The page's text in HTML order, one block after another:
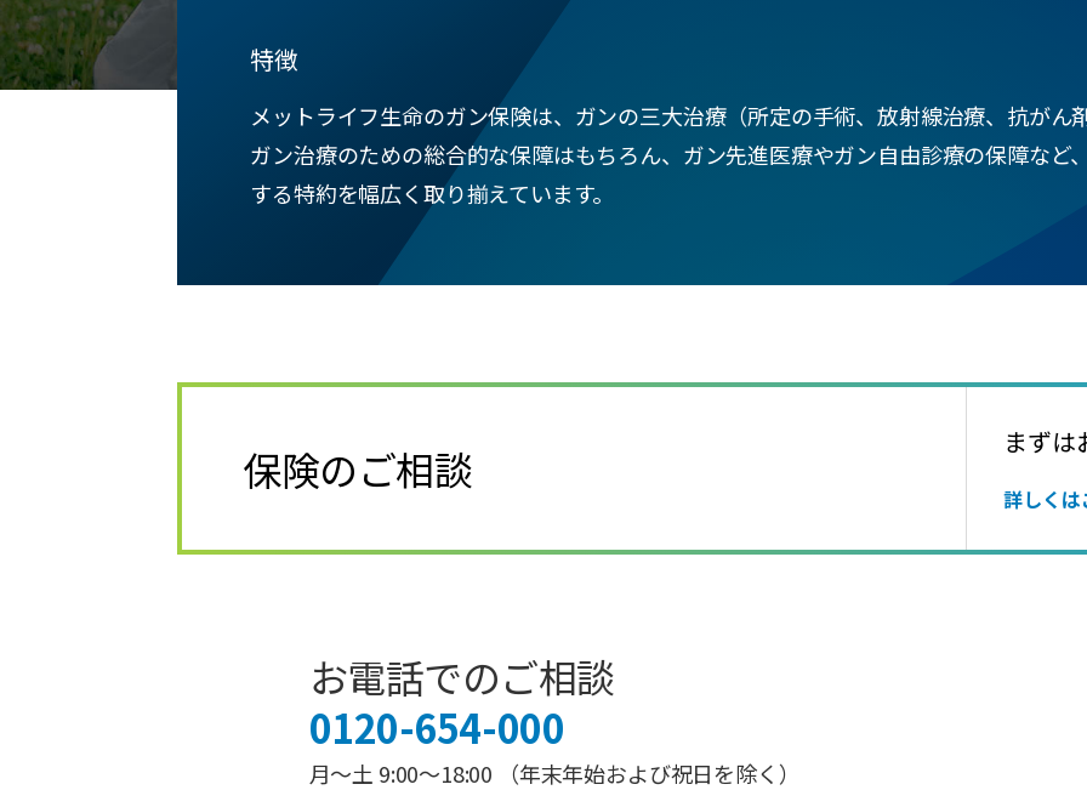
特徴
メットライフ生命のガン保険は、ガンの三大治療（所定の手術、放射線治療、抗がん
ガン治療のための総合的な保障はもちろん、ガン先進医療やガン自由診療の保障など
する特約を幅広く取り揃えています。
保険のご相談 まずは
詳しくは
お電話でのご相談
0120-654-000
月～土 9:00～18:00 （年末年始および祝日を除く）